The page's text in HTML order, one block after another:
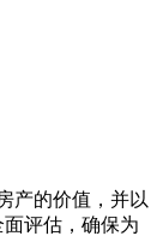
产的价值，并以
评估，确保为